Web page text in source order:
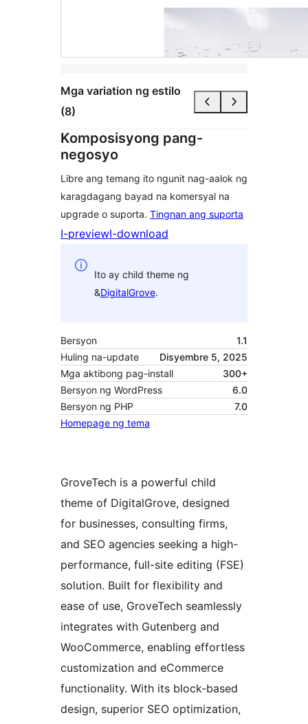
Mga variation ng estilo
(8)
Komposisyong pang-
negosyo
Libre ang temang ito ngunit nag-aalok ng
karagdagang bayad na komersyal na
upgrade o suporta. Tingnan ang suporta
I-previewI-download
Ito ay child theme ng
&DigitalGrove.
Bersyon
1.1
Huling na-update
Disyembre 5, 2025
Mga aktibong pag-install
300+
Bersyon ng WordPress
6.0
Bersyon ng PHP
7.0
Homepage ng tema
GroveTech is a powerful child
theme of DigitalGrove, designed
for businesses, consulting firms,
and SEO agencies seeking a high-
performance, full-site editing (FSE)
solution. Built for flexibility and
ease of use, GroveTech seamlessly
integrates with Gutenberg and
WooCommerce, enabling effortless
customization and eCommerce
functionality. With its block-based
design, superior SEO optimization,